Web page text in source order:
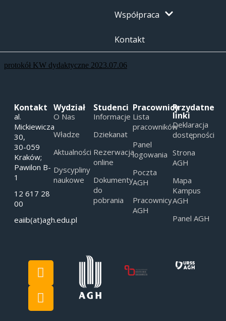
Współpraca
Kontakt
protokół KW dydaktyczne 2023.07.06
Kontakt
al.
Mickiewicza
30,
30-059
Kraków;
Pawilon B-
1
12 617 28
00
eaiib(at)agh.edu.pl
Wydział
O Nas
Władze
Aktualności
Dyscypliny
naukowe
Studenci
Informacje
Dziekanat
Rezerwacja
online
Dokumenty
do
pobrania
Pracownicy
Lista
pracowników
Panel
logowania
Poczta
AGH
Pracownicy
AGH
Przydatne
linki
Deklaracja
dostępności
Strona
AGH
Mapa
Kampus
AGH
Panel AGH